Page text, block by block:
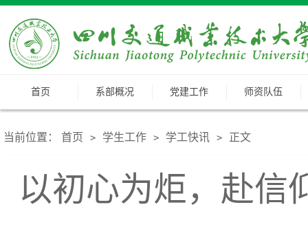
首页 系部概况 党建工作 师资队伍
当前位置： 首页 > 学生工作 > 学工快讯 > 正文
以初心为炬，赴信